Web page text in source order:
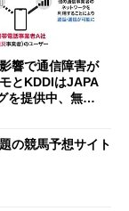
響で通信障害が
とKDDIはJAPA
を提供中、無料
の競馬予想サイト